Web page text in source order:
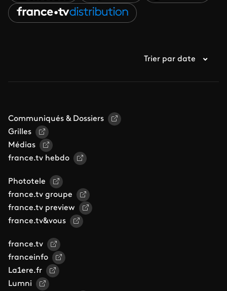
Trier par date
Communiqués & Dossiers
Grilles
Médias
france.tv hebdo
Phototele
france.tv groupe
france.tv preview
france.tv&vous
france.tv
franceinfo
La1ere.fr
Lumni